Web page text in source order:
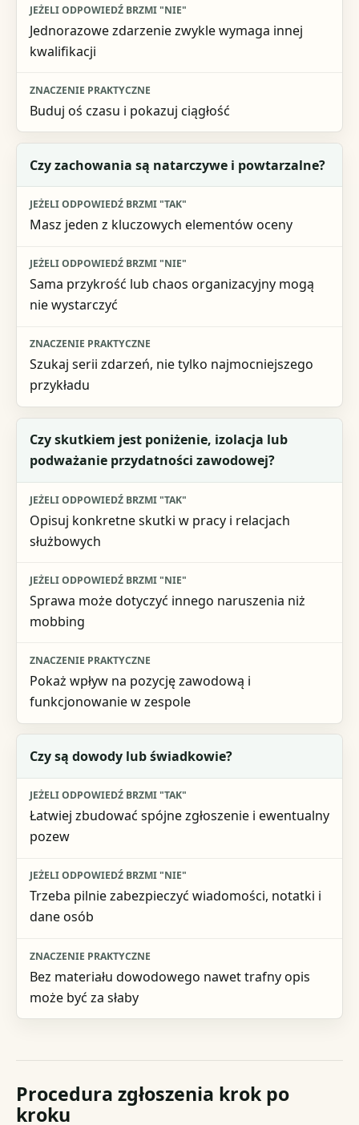
Jednorazowe zdarzenie zwykle wymaga innej
kwalifikacji
Buduj oś czasu i pokazuj ciągłość
Czy zachowania są natarczywe i powtarzalne?
Masz jeden z kluczowych elementów oceny
Sama przykrość lub chaos organizacyjny mogą
nie wystarczyć
Szukaj serii zdarzeń, nie tylko najmocniejszego
przykładu
Czy skutkiem jest poniżenie, izolacja lub
podważanie przydatności zawodowej?
Opisuj konkretne skutki w pracy i relacjach
służbowych
Sprawa może dotyczyć innego naruszenia niż
mobbing
Pokaż wpływ na pozycję zawodową i
funkcjonowanie w zespole
Czy są dowody lub świadkowie?
Łatwiej zbudować spójne zgłoszenie i ewentualny
pozew
Trzeba pilnie zabezpieczyć wiadomości, notatki i
dane osób
Bez materiału dowodowego nawet trafny opis
może być za słaby
Procedura zgłoszenia krok po
kroku